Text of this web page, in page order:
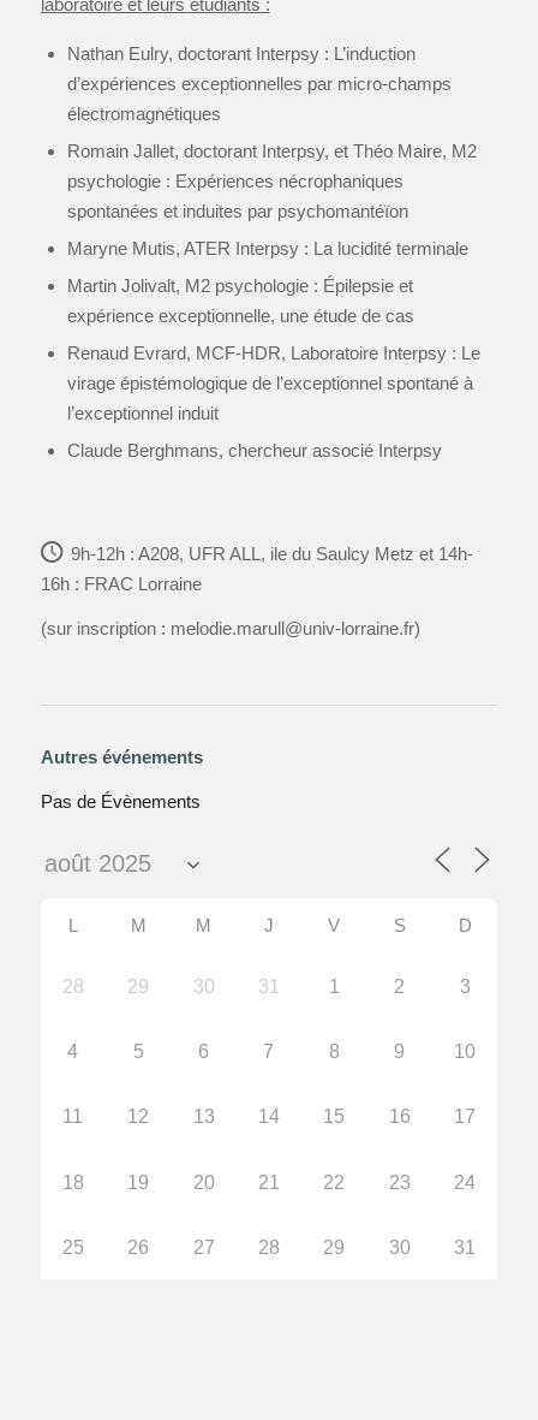
laboratoire et leurs étudiants :
Nathan Eulry, doctorant Interpsy : L’induction
d’expériences exceptionnelles par micro-champs
électromagnétiques
Romain Jallet, doctorant Interpsy, et Théo Maire, M2
psychologie : Expériences nécrophaniques
spontanées et induites par psychomantéïon
Maryne Mutis, ATER Interpsy : La lucidité terminale
Martin Jolivalt, M2 psychologie : Épilepsie et
expérience exceptionnelle, une étude de cas
Renaud Evrard, MCF-HDR, Laboratoire Interpsy : Le
virage épistémologique de l’exceptionnel spontané à
l’exceptionnel induit
Claude Berghmans, chercheur associé Interpsy
9h-12h : A208, UFR ALL, ile du Saulcy Metz et 14h-
16h : FRAC Lorraine
(sur inscription : melodie.marull@univ-lorraine.fr)
Autres événements
Pas de Évènements
L M M J V S D
28 29 30 31 1 2 3
4 5 6 7 8 9 10
11 12 13 14 15 16 17
18 19 20 21 22 23 24
25 26 27 28 29 30 31